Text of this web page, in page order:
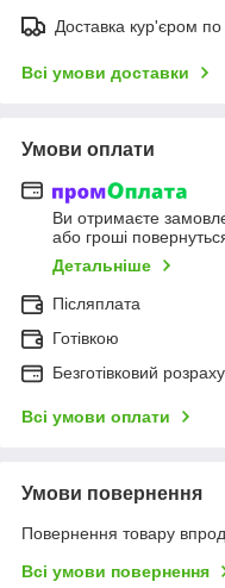
Доставка кур'єром по
Всі умови доставки
Умови оплати
Ви отримаєте
або гроші
Детальніше
Післяплата
Готівкою
Безготівковий
Всі умови оплати
Умови повернення
Повернення товару
Всі умови повернення